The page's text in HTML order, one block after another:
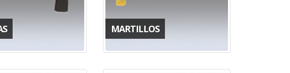
MARTILLOS